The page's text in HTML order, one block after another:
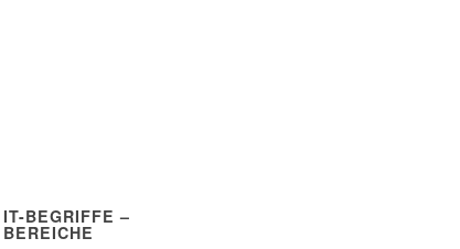
IT-BEGRIFFE –
BEREICHE